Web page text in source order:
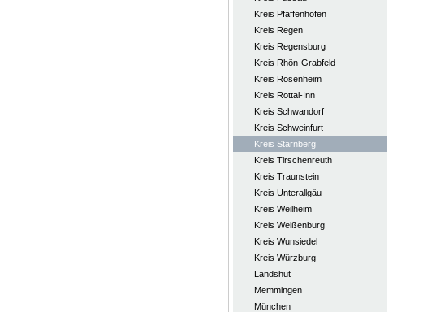
Kreis Pfaffenhofen
Kreis Regen
Kreis Regensburg
Kreis Rhön-Grabfeld
Kreis Rosenheim
Kreis Rottal-Inn
Kreis Schwandorf
Kreis Schweinfurt
Kreis Starnberg
Kreis Tirschenreuth
Kreis Traunstein
Kreis Unterallgäu
Kreis Weilheim
Kreis Weißenburg
Kreis Wunsiedel
Kreis Würzburg
Landshut
Memmingen
München